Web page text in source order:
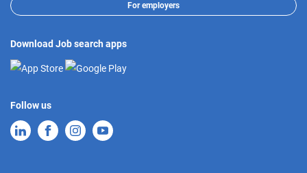
For employers
Download Job search apps
Follow us